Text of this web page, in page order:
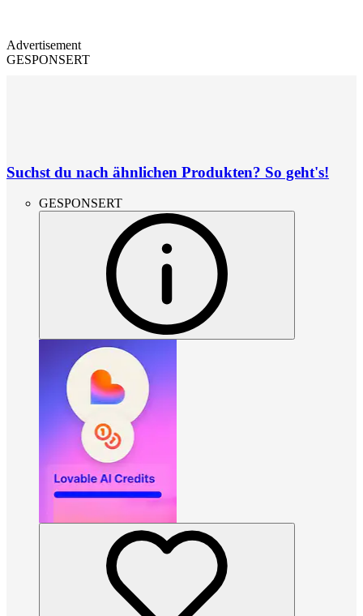
Advertisement
GESPONSERT
Suchst du nach ähnlichen Produkten? So geht's!
GESPONSERT